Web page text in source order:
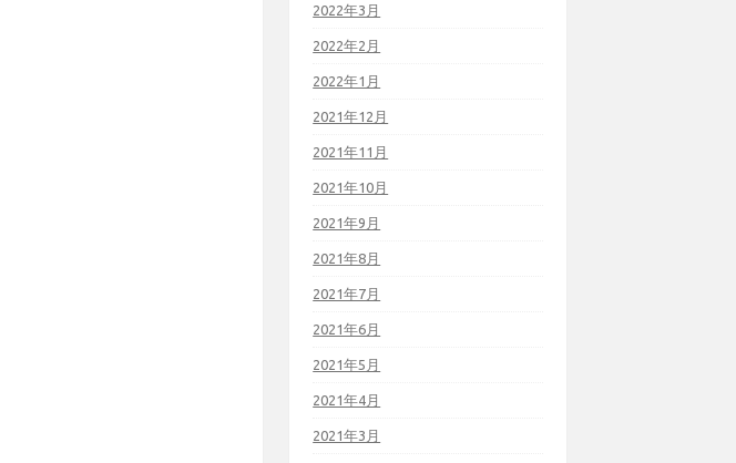
2022年3月
2022年2月
2022年1月
2021年12月
2021年11月
2021年10月
2021年9月
2021年8月
2021年7月
2021年6月
2021年5月
2021年4月
2021年3月